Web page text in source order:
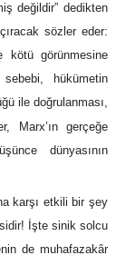
değildir” dedikten
sözler eder:
görünmesine
hükümetin
ile doğrulanması,
Marx’ın gerçeğe
dünyasının
karşı etkili bir şey
İşte sinik solcu
de muhafazakâr